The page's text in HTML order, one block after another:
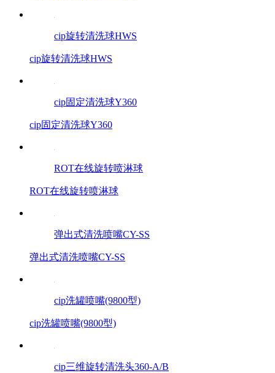
cip旋转清洗球HWS
cip旋转清洗球HWS
cip固定清洗球Y360
cip固定清洗球Y360
ROT在线旋转喷淋球
ROT在线旋转喷淋球
弹出式清洗喷嘴CY-SS
弹出式清洗喷嘴CY-SS
cip洗罐喷嘴(9800型)
cip洗罐喷嘴(9800型)
cip三维旋转清洗头360-A/B